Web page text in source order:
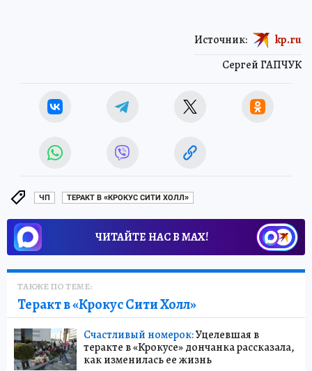
Сергей ГАПЧУК
Источник: kp.ru
ЧП ТЕРАКТ В «КРОКУС СИТИ ХОЛЛ»
ЧИТАЙТЕ НАС В МАХ!
ТАКЖЕ ПО ТЕМЕ:
Теракт в «Крокус Сити Холл»
Счастливый номерок:Уцелевшая в
теракте в «Крокусе» дончанка рассказала,
как изменилась ее жизнь